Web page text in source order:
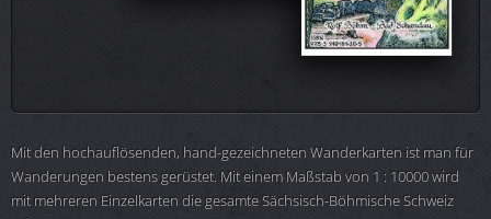
Mit den hochauflösenden, hand-gezeichneten Wanderkarten ist man für
Wanderungen bestens gerüstet. Mit einem Maßstab von 1 : 10000 wird
mit mehreren Einzelkarten die gesamte Sächsisch-Böhmische Schweiz